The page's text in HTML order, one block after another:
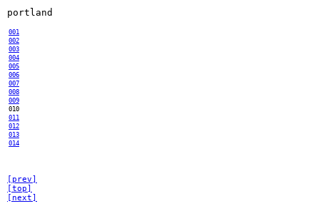
portland
001
002
003
004
005
006
007
008
009
010
011
012
013
014
[prev]
[top]
[next]